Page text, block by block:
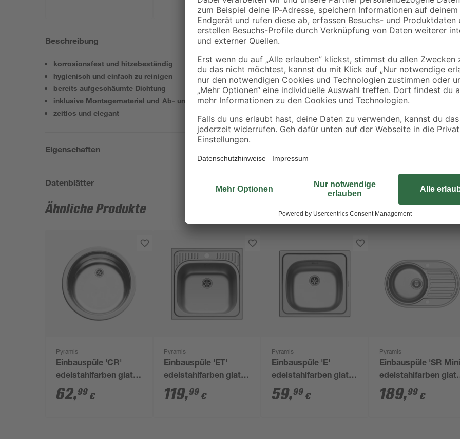
Beschreibung
korrosionsfest und hitzebeständig
hygienisch und einfach zu reinigen
bereits aufgeschäumte Dichtung
inklusive Montagematerial und Ab- und Überlaufgarnitur
zeitlos und elegant
Die Einbauspüle 'Kiba' verfügt
aus Edelstahl ist korrosions- und
herkömmlichen Belastungen im
und besitzt eine bereits
Montagematerial und Ab- und
sich die Spüle gut in deine Küche
Eigenschaften
Datenblätter
Ähnliche Produkte
Pyramis
Einbauspüle 'CR'
edelstahlfarben glatt
Ø 45 cm
62,99 €
Pyramis
Einbauspüle 'ET'
edelstahlfarben glatt
48 x 48 cm
119,99 €
Pyramis
Einbauspüle 'E'
edelstahlfarben glatt
46,5 x 43,5 cm
59,99 €
Pyramis
Einbauspüle 'SR
edelstahlfarben glatt
76,5 x 48 cm
189,99 €